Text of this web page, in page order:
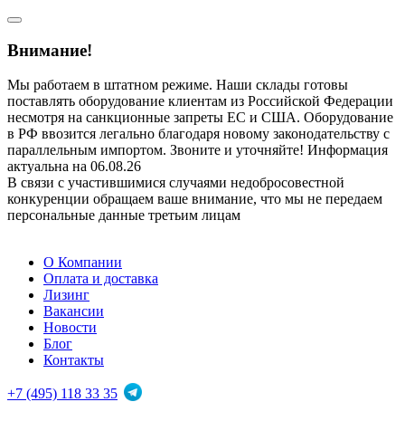
Внимание!
Мы работаем в штатном режиме. Наши склады готовы
поставлять оборудование клиентам из Российской Федерации
несмотря на санкционные запреты ЕС и США. Оборудование
в РФ ввозится легально благодаря новому законодательству с
параллельным импортом. Звоните и уточняйте! Информация
актуальна на 06.08.26
В связи с участившимися случаями недобросовестной
конкуренции обращаем ваше внимание, что мы не передаем
персональные данные третьим лицам
О Компании
Оплата и доставка
Лизинг
Вакансии
Новости
Блог
Контакты
+7 (495) 118 33 35